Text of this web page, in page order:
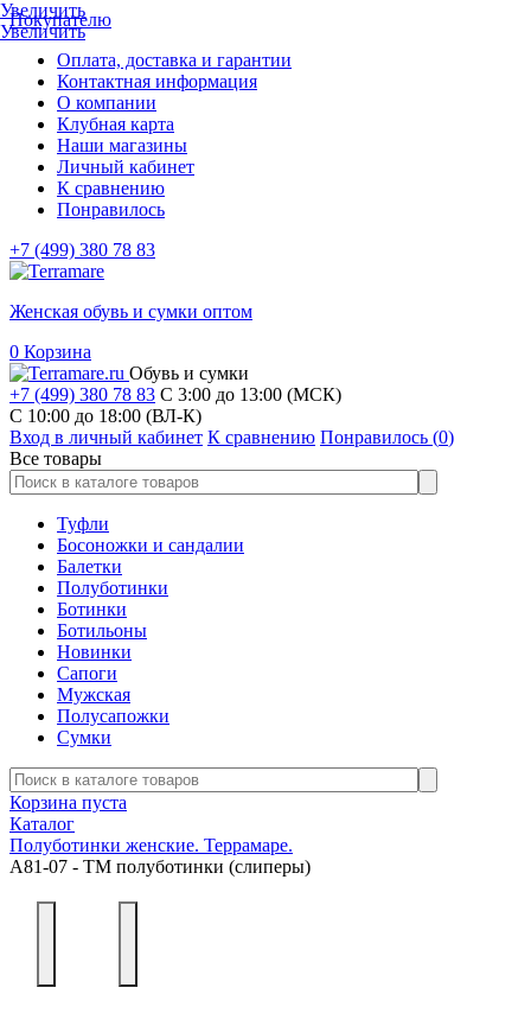
Покупателю
Оплата, доставка и гарантии
Контактная информация
О компании
Клубная карта
Наши магазины
Личный кабинет
К сравнению
Понравилось
+7 (499) 380 78 83
Женская обувь и сумки оптом
0 Корзина
Обувь и сумки
+7 (499) 380 78 83 С 3:00 до 13:00 (МСК)
C 10:00 до 18:00 (ВЛ-К)
Вход в личный кабинет К сравнению Понравилось (0)
Все товары
Туфли
Босоножки и сандалии
Балетки
Полуботинки
Ботинки
Ботильоны
Новинки
Сапоги
Мужская
Полусапожки
Сумки
Корзина пуста
Каталог
Полуботинки женские. Террамаре.
А81-07 - ТМ полуботинки (слиперы)
Увеличить
Увеличить